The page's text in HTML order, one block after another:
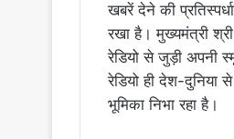
खबरें देने की
रखा है। मुख्यमंत्री
रेडियो से जुड़ी अपनी
रेडियो ही देश-
भूमिका निभा रहा है।